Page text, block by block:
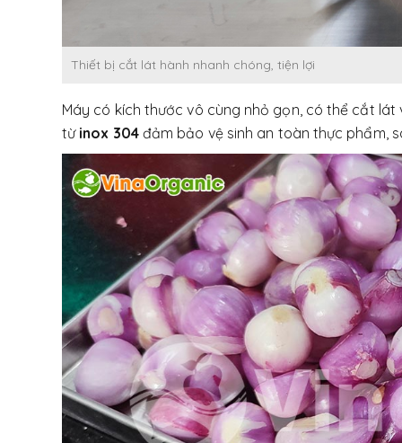
Thiết bị cắt lát hành nhanh chóng, tiện lợi
Máy có kích thước vô cùng nhỏ gọn, có thể cắt
từinox 304đảm bảo vệ sinh an toàn thực phẩm,